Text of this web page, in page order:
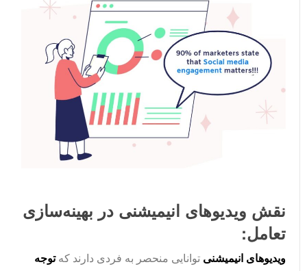
نقش ویدیوهای انیمیشنی در بهینه‌سازی
تعامل:
ویدیوهای انیمیشنیتوانایی منحصر به فردی دارند کهتوجه